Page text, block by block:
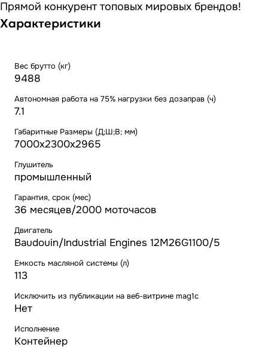
Прямой конкурент топовых мировых брендов!
Характеристики
Вес брутто (кг)
9488
Автономная работа на 75% нагрузки без дозаправ (ч)
7.1
Габаритные Размеры (Д;Ш;В; мм)
7000х2300х2965
Глушитель
промышленный
Гарантия, срок (мес)
36 месяцев/2000 моточасов
Двигатель
Baudouin/Industrial Engines 12M26G1100/5
Емкость масляной системы (л)
113
Исключить из публикации на веб-витрине mag1c
Нет
Исполнение
Контейнер